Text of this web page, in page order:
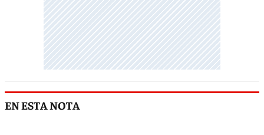
EN ESTA NOTA